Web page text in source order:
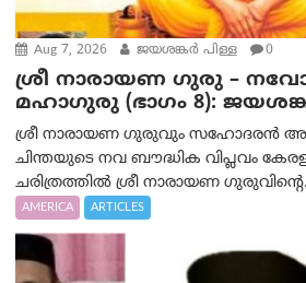
Aug 7, 2026 ജയശങ്കര്‍ പിള്ള 0
ശ്രീ നാരായണ ഗുരു –
മഹാഗുരു (ഭാഗം 8):
ശ്രീ നാരായണ ഗുരുവും സഹോദരൻ
ചിന്തയുടെ നവ ബൗദ്ധിക വിപ്ലവം
ചരിത്രത്തിൽ ശ്രീ നാരായണ
AMERICA ARTICLES